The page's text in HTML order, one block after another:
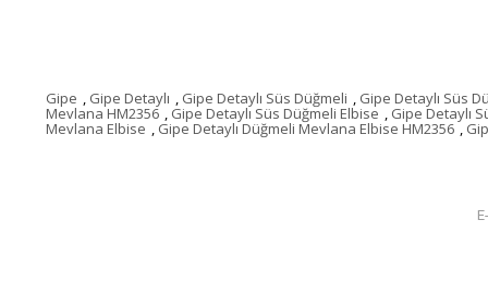
Gipe , Gipe Detaylı , Gipe Detaylı Süs Düğmeli , Gipe Detaylı Süs
Mevlana HM2356 , Gipe Detaylı Süs Düğmeli Elbise , Gipe Detaylı
Mevlana Elbise , Gipe Detaylı Düğmeli Mevlana Elbise HM2356 ,